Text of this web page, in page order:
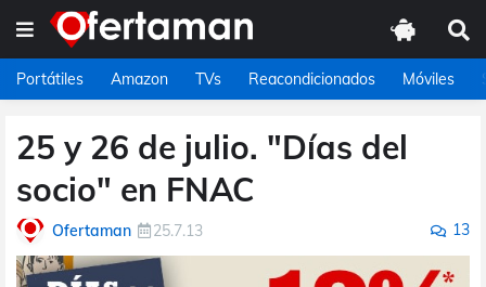
Portátiles Amazon TVs Reacondicionados Móviles
25 y 26 de julio. "Días del
socio" en FNAC
Ofertaman 25.7.13 13